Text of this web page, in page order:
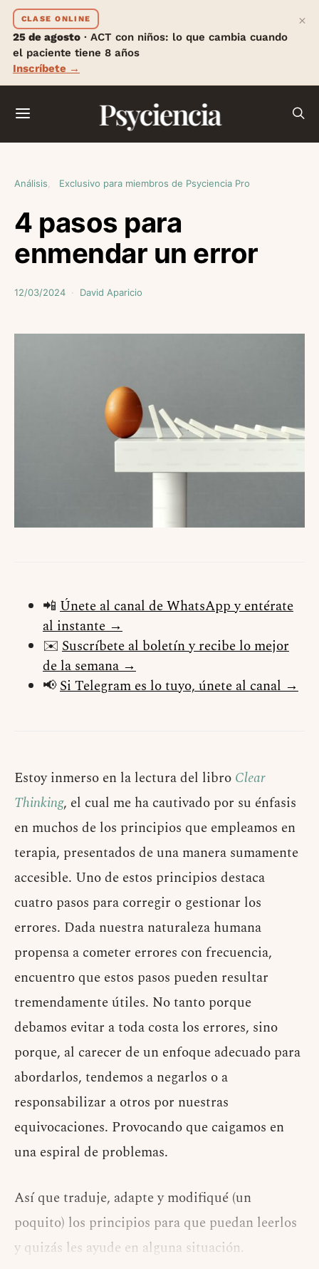
CLASE ONLINE
25 de agosto · ACT con niños: lo que cambia cuando
el paciente tiene 8 años
Inscríbete →
×
Psyciencia
Análisis Exclusivo para miembros de Psyciencia Pro
4 pasos para
enmendar un error
12/03/2024 David Aparicio
📲 Únete al canal de WhatsApp y entérate
al instante →
✉️ Suscríbete al boletín y recibe lo mejor
de la semana →
📢Si Telegram es lo tuyo, únete al canal →
Estoy inmerso en la lectura del libro Clear
Thinking, el cual me ha cautivado por su énfasis
en muchos de los principios que empleamos en
terapia, presentados de una manera sumamente
accesible. Uno de estos principios destaca
cuatro pasos para corregir o gestionar los
errores. Dada nuestra naturaleza humana
propensa a cometer errores con frecuencia,
encuentro que estos pasos pueden resultar
tremendamente útiles. No tanto porque
debamos evitar a toda costa los errores, sino
porque, al carecer de un enfoque adecuado para
abordarlos, tendemos a negarlos o a
responsabilizar a otros por nuestras
equivocaciones. Provocando que caigamos en
una espiral de problemas.
Así que traduje, adapte y modifiqué (un
poquito) los principios para que puedan leerlos
y quizás les ayude en alguna situación.